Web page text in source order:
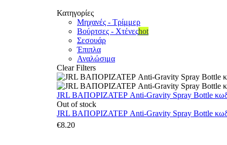
Κατηγορίες
Μηχανές - Τρίμμερ
Βούρτσες - Χτένεςhot
Σεσουάρ
Έπιπλα
Αναλώσιμα
Clear Filters
JRL ΒΑΠΟΡΙΖΑΤΕΡ Anti-Gravity Spray Bottle
Out of stock
JRL ΒΑΠΟΡΙΖΑΤΕΡ Anti-Gravity Spray Bottle
€8.20